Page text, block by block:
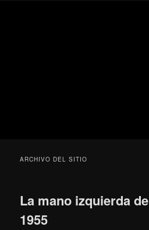
ARCHIVO DEL SITIO
La mano izquierda
1955